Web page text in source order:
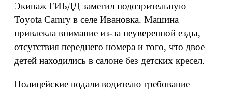
Экипаж ГИБДД заметил подозрительную
Toyota Camry в селе Ивановка. Машина
привлекла внимание из-за неуверенной езды,
отсутствия переднего номера и того, что двое
детей находились в салоне без детских кресел.
Полицейские подали водителю требование